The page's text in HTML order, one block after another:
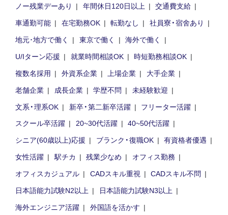
ノー残業デーあり
年間休日120日以上
交通費支給
車通勤可能
在宅勤務OK 転勤なし
社員寮・宿舍あり
地元･地方で働く
東京で働く
海外で働く
U/Iターン応援
就業時間相談OK
時短勤務相談OK
複数名採用
外資系企業 上場企業
大手企業
老舗企業
成長企業 学歴不問
未経験歓迎
文系・理系OK
新卒・第二新卒活躍
フリーター活躍
スクール卒活躍
20~30代活躍
40~50代活躍
シニア(60歳以上)応援
ブランク・復職OK
有資格者優遇
女性活躍
駅チカ 残業少なめ
オフィス勤務
オフィスカジュアル
CADスキル重視
CADスキル不問
日本語能力試験N2以上
日本語能力試験N3以上
海外エンジニア活躍
外国語を活かす